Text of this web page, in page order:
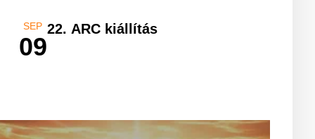
SEP
09
22. ARC kiállítás